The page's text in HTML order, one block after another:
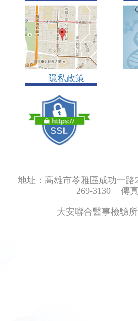
隱私政策
地址：高雄市苓雅區成功一
269-3130 傳真
大安聯合醫事檢驗